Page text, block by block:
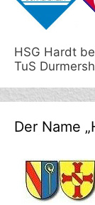
HSG Hardt
TuS
Der Name